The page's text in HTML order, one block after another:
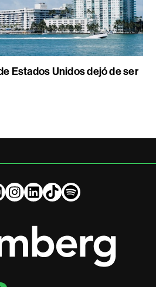
Estados Unidos dejó de ser